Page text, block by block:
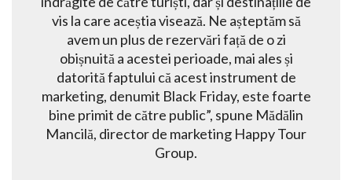
vis la care aceștia visează. Ne așteptăm să
avem un plus de rezervări față de o zi
obișnuită a acestei perioade, mai ales și
datorită faptului că acest instrument de
marketing, denumit Black Friday, este foarte
bine primit de către public”, spune Mădălin
Mancilă, director de marketing Happy Tour
Group.